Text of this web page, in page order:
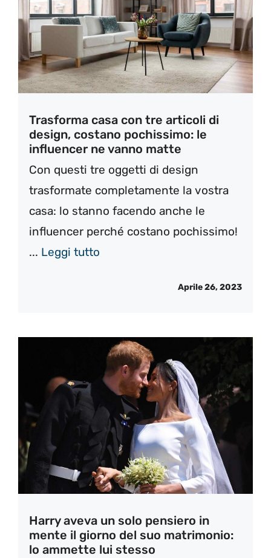
Trasforma casa con tre articoli di
design, costano pochissimo: le
influencer ne vanno matte
Con questi tre oggetti di design
trasformate completamente la vostra
casa: lo stanno facendo anche le
influencer perché costano pochissimo!
... Leggi tutto
Aprile 26, 2023
Harry aveva un solo pensiero in
mente il giorno del suo matrimonio:
lo ammette lui stesso